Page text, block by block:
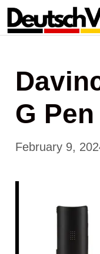
Skip
to
G
February 9,